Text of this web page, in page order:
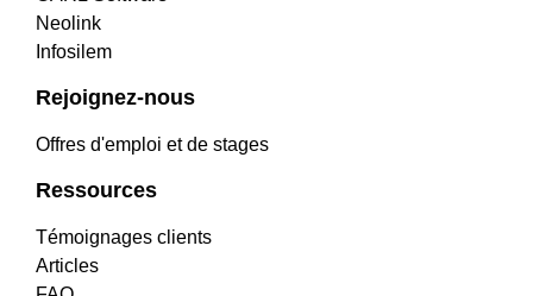
Neolink
Infosilem
Rejoignez-nous
Offres d'emploi et de stages
Ressources
Témoignages clients
Articles